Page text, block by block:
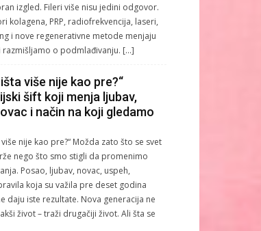
izgled. Fileri više nisu jedini odgovor.
kolagena, PRP, radiofrekvencija, laseri,
i nove regenerativne metode menjaju
razmišljamo o podmlađivanju. […]
više nije kao pre?“
šift koji menja ljubav,
i način na koji gledamo
nije kao pre?“ Možda zato što se svet
nego što smo stigli da promenimo
Posao, ljubav, novac, uspeh,
koja su važila pre deset godina
daju iste rezultate. Nova generacija ne
život – traži drugačiji život. Ali šta se